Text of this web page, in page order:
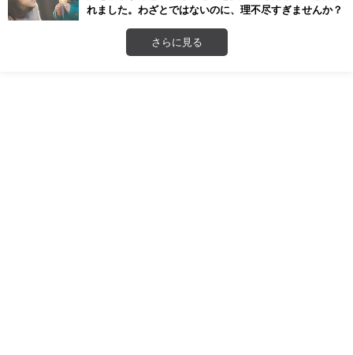
れました。わざとではないのに、理不尽すぎませんか？
さらに見る